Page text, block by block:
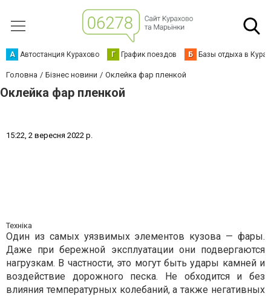
А Автостанция Курахово Г График поездов Б Базы отдыха в
Головна Бізнес новини Оклейка фар пленкой
Оклейка фар пленкой
1 5:22, 2 вересня 2022 р.
Техніка
Один из самых уязвимых элементов кузова — фары.
Даже при бережной эксплуатации они подвергаются
нагрузкам. В частности, это могут быть удары камней и
воздействие дорожного песка. Не обходится и без
влияния температурных колебаний, а также негативных